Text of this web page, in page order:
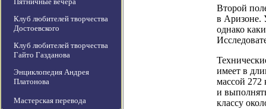
Клуб любителей творчества
Достоевского
Клуб любителей творчества
Гайто Газданова
Энциклопедия Андрея
Платонова
Мастерская перевода
Второй
в Аризоне.
однако
имеет в
массой 272
и
классу